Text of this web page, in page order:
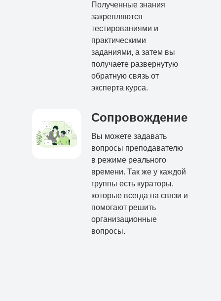
Полученные знания
закрепляются
тестированиями и
практическими
заданиями, а затем вы
получаете развернутую
обратную связь от
эксперта курса.
Сопровождение
Вы можете задавать
вопросы преподавателю
в режиме реального
времени. Так же у каждой
группы есть кураторы,
которые всегда на связи и
помогают решить
организационные
вопросы.